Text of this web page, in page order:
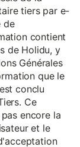
tiers par e-
de
contient
de Holidu, y
Générales
que le
conclu
Ce
encore la
et le